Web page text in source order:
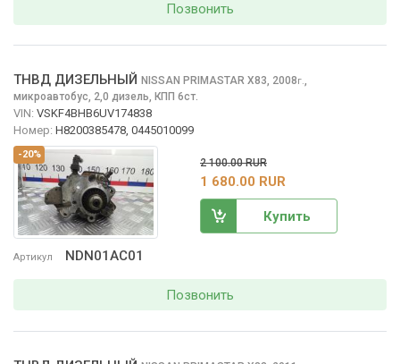
Позвонить
-20%
Артикул NDN01AC01
ТНВД ДИЗЕЛЬНЫЙ NISSAN PRIMASTAR X83, 2008г.,
микроавтобус, 2,0 дизель, КПП 6ст.
VIN: VSKF4BHB6UV174838
Номер: H8200385478, 0445010099
2 100.00 RUR
1 680.00 RUR
Купить
Позвонить